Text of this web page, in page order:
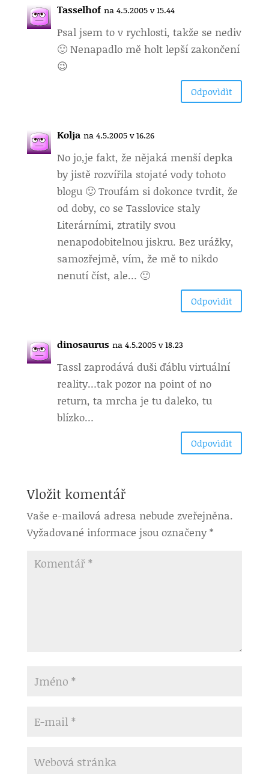
Tasselhof na 4.5.2005 v 15.44
Psal jsem to v rychlosti, takže se nediv
🙂 Nenapadlo mě holt lepší zakončení
😉
Odpovìdìt
Kolja na 4.5.2005 v 16.26
No jo,je fakt, že nějaká menší depka
by jistě rozvířila stojaté vody tohoto
blogu 🙂 Troufám si dokonce tvrdit, že
od doby, co se Tasslovice staly
Literárními, ztratily svou
nenapodobitelnou jiskru. Bez urážky,
samozřejmě, vím, že mě to nikdo
nenutí číst, ale… 🙂
Odpovìdìt
dinosaurus na 4.5.2005 v 18.23
Tassl zaprodává duši ďáblu virtuální
reality…tak pozor na point of no
return, ta mrcha je tu daleko, tu
blízko…
Odpovìdìt
Vložit komentář
Vaše e-mailová adresa nebude zveřejněna.
Vyžadované informace jsou označeny*